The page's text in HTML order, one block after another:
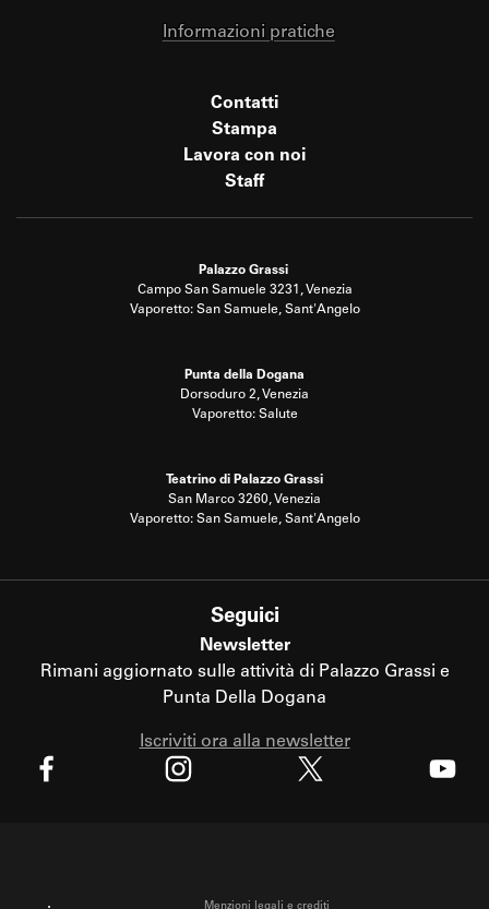
Informazioni pratiche
Contatti
Stampa
Lavora con noi
Staff
Palazzo Grassi
Campo San Samuele 3231, Venezia
Vaporetto: San Samuele, Sant'Angelo
Punta della Dogana
Dorsoduro 2, Venezia
Vaporetto: Salute
Teatrino di Palazzo Grassi
San Marco 3260, Venezia
Vaporetto: San Samuele, Sant'Angelo
Seguici
Newsletter
Rimani aggiornato sulle attività di Palazzo Grassi e
Punta Della Dogana
Iscriviti ora alla newsletter